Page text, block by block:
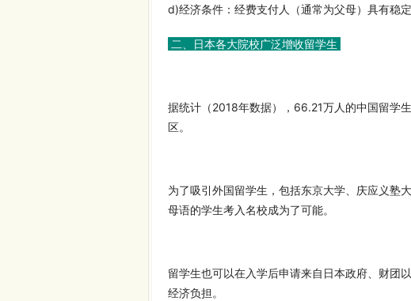
d)经济条件：经费支付人（通常为父母）具有稳定
二、日本各大院校广泛增收留学生
据统计（2018年数据），66.21万人的中国留学
区。
为了吸引外国留学生，包括东京大学、庆应义塾
母语的学生考入名校成为了可能。
留学生也可以在入学后申请来自日本政府、财团
经济负担。